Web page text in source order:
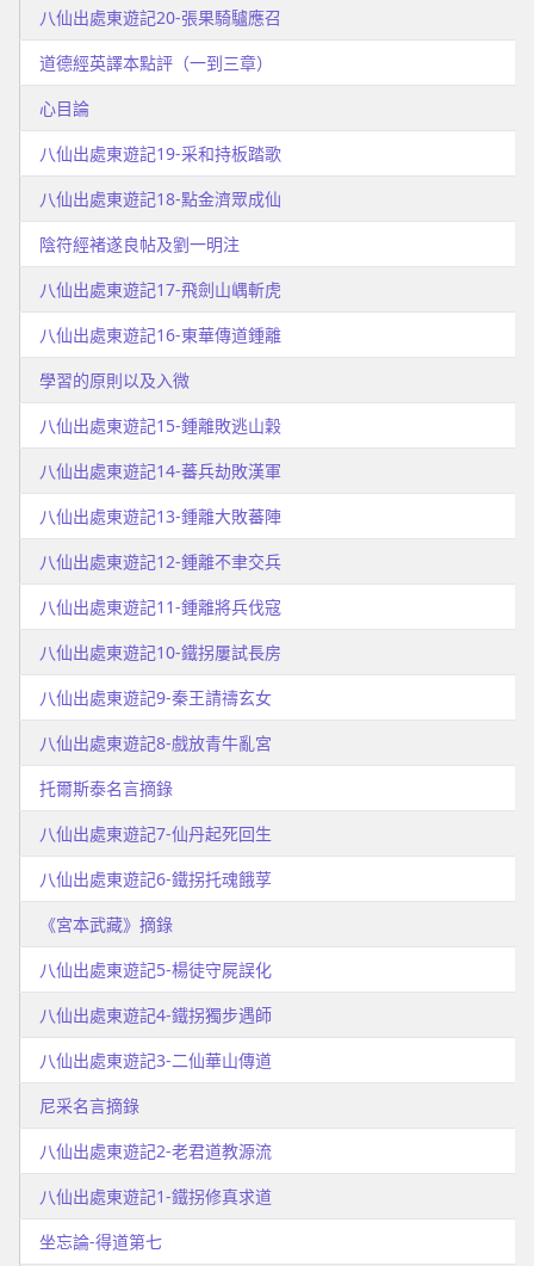
八仙出處東遊記20-張果騎驢應召
道德經英譯本點評（一到三章）
心目論
八仙出處東遊記19-采和持板踏歌
八仙出處東遊記18-點金濟眾成仙
陰符經褚遂良帖及劉一明注
八仙出處東遊記17-飛劍山嵎斬虎
八仙出處東遊記16-東華傳道鍾離
學習的原則以及入微
八仙出處東遊記15-鍾離敗逃山穀
八仙出處東遊記14-蕃兵劫敗漢軍
八仙出處東遊記13-鍾離大敗蕃陣
八仙出處東遊記12-鍾離不聿交兵
八仙出處東遊記11-鍾離將兵伐寇
八仙出處東遊記10-鐵拐屢試長房
八仙出處東遊記9-秦王請禱玄女
八仙出處東遊記8-戲放青牛亂宮
托爾斯泰名言摘錄
八仙出處東遊記7-仙丹起死回生
八仙出處東遊記6-鐵拐托魂餓莩
《宮本武藏》摘錄
八仙出處東遊記5-楊徒守屍誤化
八仙出處東遊記4-鐵拐獨步遇師
八仙出處東遊記3-二仙華山傳道
尼采名言摘錄
八仙出處東遊記2-老君道教源流
八仙出處東遊記1-鐵拐修真求道
坐忘論-得道第七